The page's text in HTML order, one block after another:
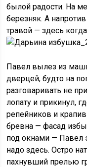
былой радости. На
березняк. А
травой — здесь
Павел вылез из
дверцей, будто на
разговаривать не
лопату и прикинул,
репейников и
бревна — фасад
под окнами — Павел
надо здесь. Остро
пахнувший прелью